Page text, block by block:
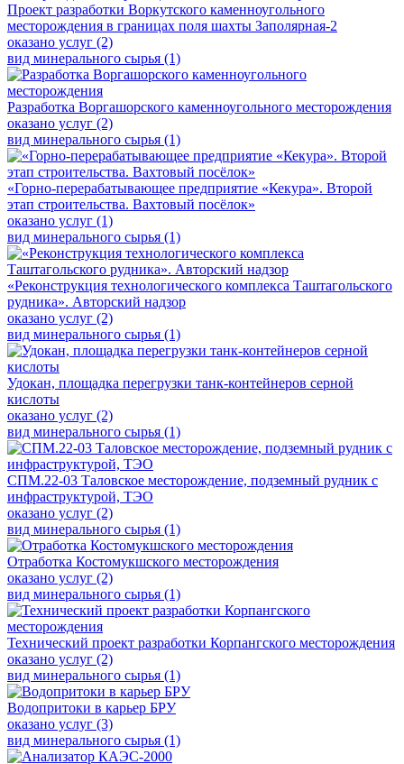
Проект разработки Воркутского каменноугольного
месторождения в границах поля шахты Заполярная-2
оказано услуг (2)
вид минерального сырья (1)
Разработка Воргашорского каменноугольного месторождения
оказано услуг (2)
вид минерального сырья (1)
«Горно-перерабатывающее предприятие «Кекура». Второй
этап строительства. Вахтовый посёлок»
оказано услуг (1)
вид минерального сырья (1)
«Реконструкция технологического комплекса Таштагольского
рудника». Авторский надзор
оказано услуг (2)
вид минерального сырья (1)
Удокан, площадка перегрузки танк-контейнеров серной
кислоты
оказано услуг (2)
вид минерального сырья (1)
СПМ.22-03 Таловское месторождение, подземный рудник с
инфраструктурой, ТЭО
оказано услуг (2)
вид минерального сырья (1)
Отработка Костомукшского месторождения
оказано услуг (2)
вид минерального сырья (1)
Технический проект разработки Корпангского месторождения
оказано услуг (2)
вид минерального сырья (1)
Водопритоки в карьер БРУ
оказано услуг (3)
вид минерального сырья (1)